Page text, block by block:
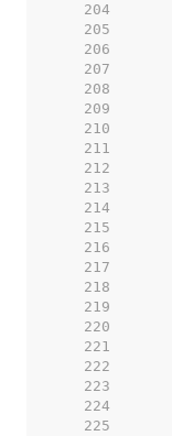
   204
   205
   206
   207
   208
   209
   210
   211
   212
   213
   214
   215
   216
   217
   218
   219
   220
   221
   222
   223
   224
   225